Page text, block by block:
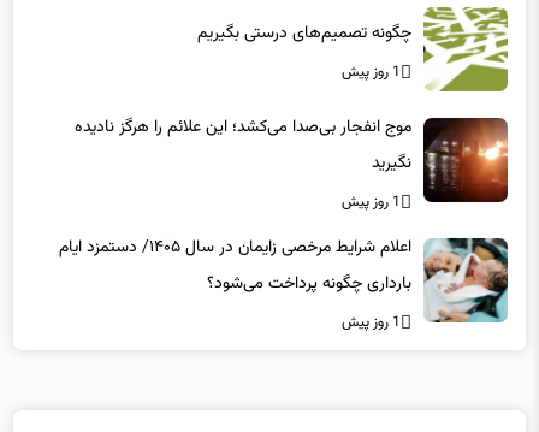
چگونه تصمیم‌های درستی بگیریم
1 روز پیش
موج انفجار بی‌صدا می‌کشد؛ این علائم را هرگز نادیده
نگیرید
1 روز پیش
اعلام شرایط مرخصی زایمان در سال ۱۴۰۵/ دستمزد ایام
بارداری چگونه پرداخت می‌شود؟
1 روز پیش